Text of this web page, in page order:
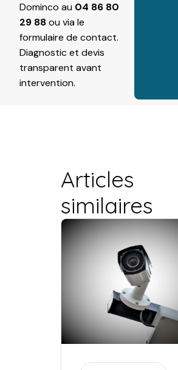
Dominco au 04 86 80
29 88ou via le
formulaire de contact.
Diagnostic et devis
transparent avant
intervention.
Articles
similaires